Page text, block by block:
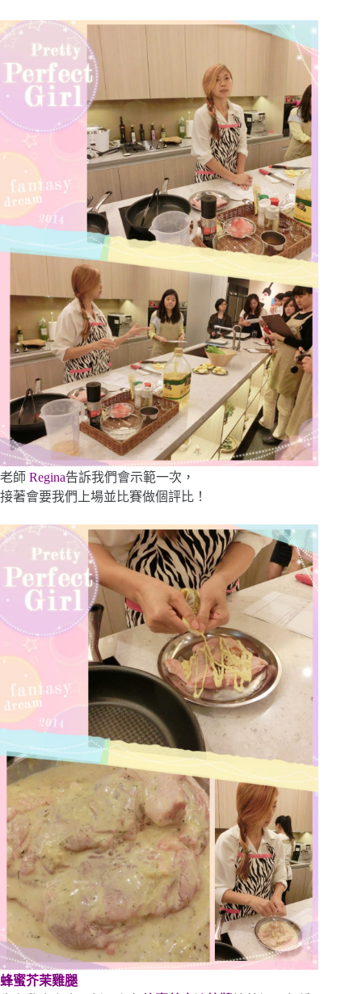
老師 Regina告訴我們會示範一次，
接著會要我們上場並比賽做個評比！
蜂蜜芥茉雞腿